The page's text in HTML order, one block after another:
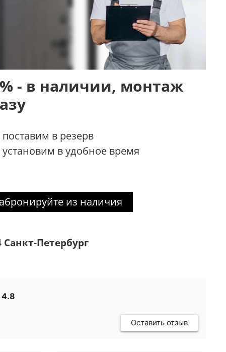
- в наличии, монтаж
поставим в резерв
установим в удобное время
из наличия
Петербург
4.8
Оставить отзыв